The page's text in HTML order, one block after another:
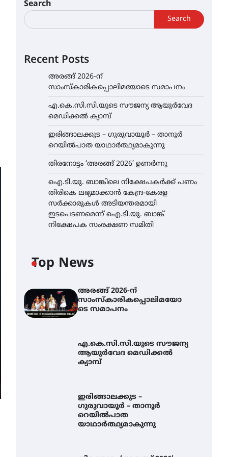
Search
Search
Recent Posts
അരങ്ങ് 2026-ന്
സാംസ്കാരികപ്പൊലിമയോടെ സമാപനം
എ.കെ.സി.സി.യുടെ സൗജന്യ ആയുർവേദ
മെഡിക്കൽ ക്യാമ്പ്
ഇരിങ്ങാലക്കുട – ഗുരുവായൂർ – താനൂർ
റെയിൽപാത യാഥാർത്ഥ്യമാകുന്നു
തിരനോട്ടം ‘അരങ്ങ് 2026’ ഉണർന്നു
ഐ.ടി.യു. ബാങ്കിലെ നിക്ഷേപകർക്ക് പണം
തിരികെ ലഭ്യമാക്കാൻ കേന്ദ്ര-കേരള
സർക്കാരുകൾ അടിയന്തരമായി
ഇടപെടണമെന്ന് ഐ.ടി.യു. ബാങ്ക്
നിക്ഷേപക സംരക്ഷണ സമിതി
Top News
അരങ്ങ് 2026-ന്
സാംസ്കാരികപ്പൊലിമയോ
ടെ സമാപനം
എ.കെ.സി.സി.യുടെ സൗജന്യ
ആയുർവേദ മെഡിക്കൽ
ക്യാമ്പ്
ഇരിങ്ങാലക്കുട –
ഗുരുവായൂർ – താനൂർ
റെയിൽപാത
യാഥാർത്ഥ്യമാകുന്നു